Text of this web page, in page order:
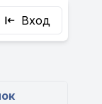
Вход